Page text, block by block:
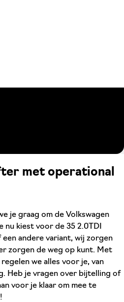
met operational
je graag om de Volkswagen
kiest voor de 35 2.0TDI
een andere variant, wij zorgen
zorgen de weg op kunt. Met
we alles voor je, van
Heb je vragen over bijtelling of
voor je klaar om mee te